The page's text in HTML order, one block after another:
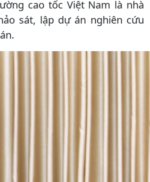
cao tốc Việt Nam là nhà
sát, lập dự án nghiên cứu